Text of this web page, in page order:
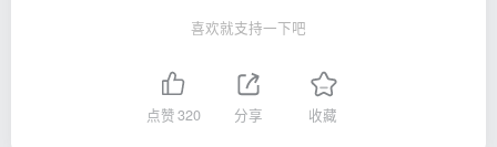
喜欢就支持一下吧
点赞320 分享 收藏